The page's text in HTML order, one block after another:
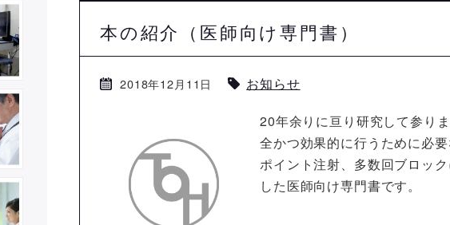
本の紹介（医師向け専門書）
2018年12月11日 お知らせ
20年余りに亘り研究して参り
全かつ効果的に行うために必
ポイント注射、多数回ブロッ
した医師向け専門書です。